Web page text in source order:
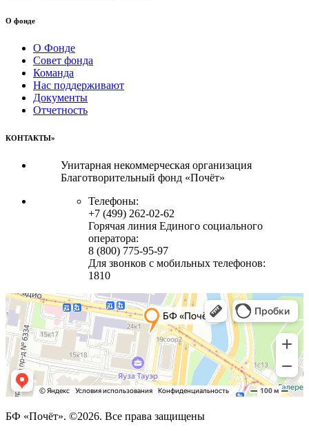
О фонде
О Фонде
Совет фонда
Команда
Нас поддерживают
Документы
Отчетность
КОНТАКТЫ»
Унитарная некоммерческая организация
Благотворительный фонд «Почёт»
Телефоны:
+7 (499) 262-02-62
Горячая линия Единого социального
оператора:
8 (800) 775-95-97
Для звонков с мобильных телефонов:
1810
БФ «Почёт». ©2026. Все права защищены